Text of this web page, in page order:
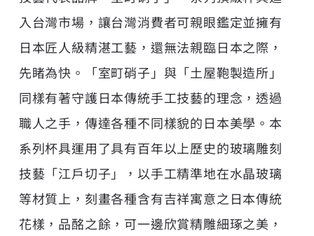
入台灣市場，讓台灣消費者可親眼鑑定並擁有
日本匠人級精湛工藝，還無法親臨日本之際，
先睹為快。「室町硝子」與「土屋鞄製造所」
同樣有著守護日本傳統手工技藝的理念，透過
職人之手，傳達各種不同樣貌的日本美學。本
系列杯具運用了具有百年以上歷史的玻璃雕刻
技藝「江戶切子」，以手工精準地在水晶玻璃
等材質上，刻畫各種含有吉祥寓意之日本傳統
花樣，品酩之餘，可一邊欣賞精雕細琢之美，